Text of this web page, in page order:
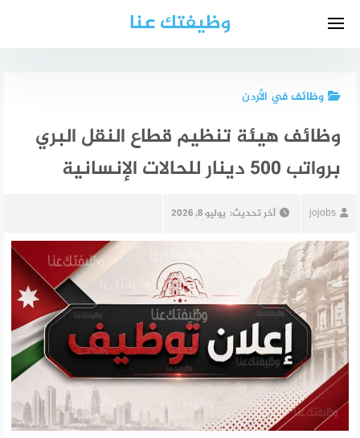
وظيفتك عنا
وظائف في الأردن
وظائف هيئة تنظيم قطاع النقل البري
برواتب 500 دينار للحالات الإنسانية
jojobs آخر تحديث: يوليو 8, 2026